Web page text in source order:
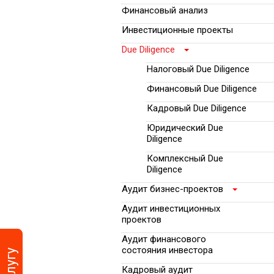
Автоматизация
процессов
Финансовый анализ
Инвестиционные проекты
Due Diligence
Налоговый Due Diligence
Финансовый Due Diligence
Кадровый Due Diligence
Юридический Due
Diligence
Комплексный Due
Diligence
Аудит бизнес-проектов
Аудит инвестиционных
проектов
Аудит финансового
состояния инвестора
Кадровый аудит